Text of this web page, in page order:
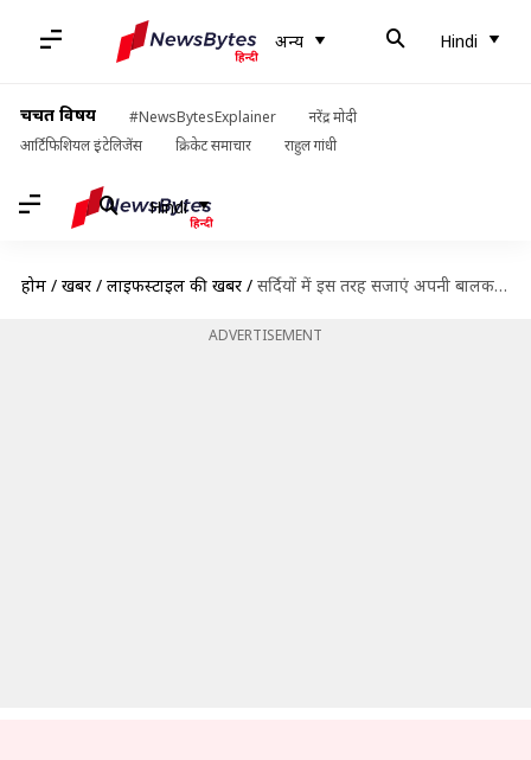
अन्य Hindi
चर्चित विषय #NewsBytesExplainer
नरेंद्र मोदी
आर्टिफिशियल इंटेलिजेंस
क्रिकेट समाचार राहुल गांधी
Hindi
होम / खबरें / लाइफस्टाइल की खबरें / सर्दियों में इस तरह सजाएं अपनी बालकनी, होगा गर्माहट का अहसास
ADVERTISEMENT